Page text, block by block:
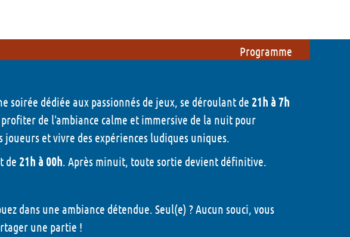
histoire - 2026
TCG - 2026
ludiques - 2026
sur figurines - 2026
Etre bénévole pendant le festival
Foire aux questions
Mon compte
Programme
dédiée aux passionnés de jeux, se déroulant de 21h à 7h
de l'ambiance calme et immersive de la nuit pour
et vivre des expériences ludiques uniques.
de 21h à 00h. Après minuit, toute sortie devient définitive.
dans une ambiance détendue. Seul(e) ? Aucun souci, vous
une partie !